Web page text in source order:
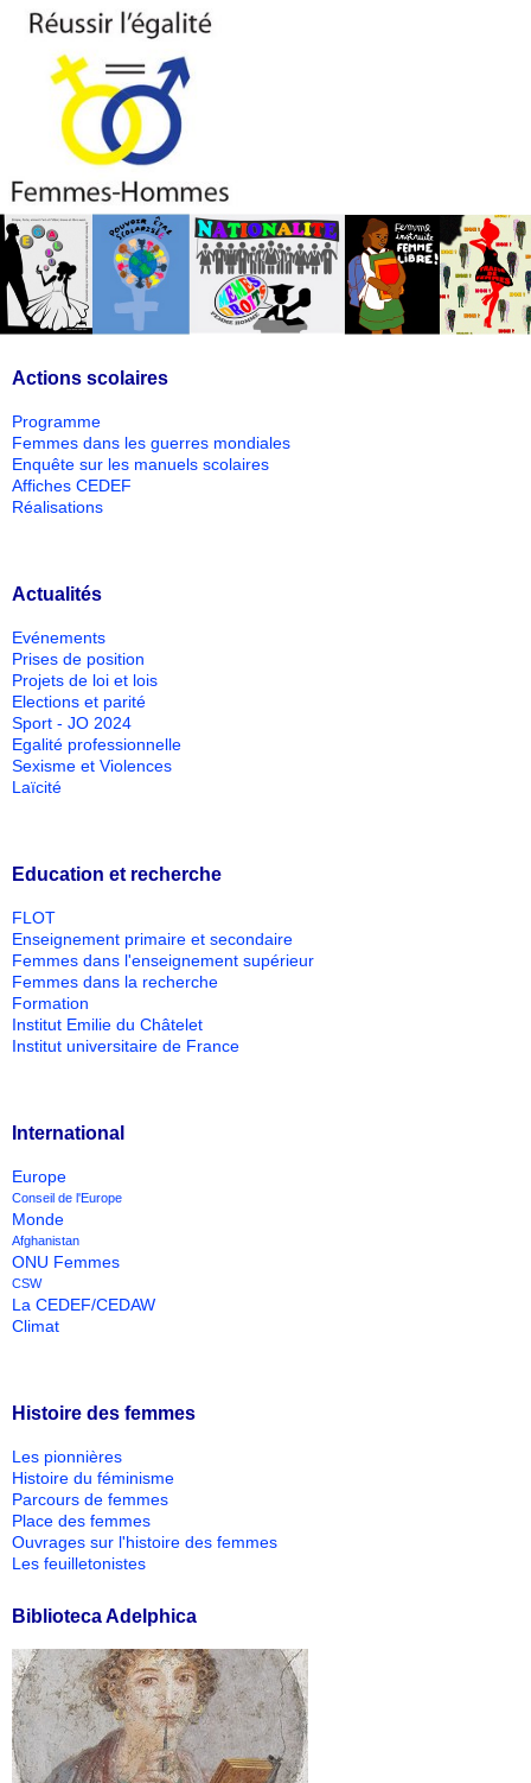
Actions scolaires
Programme
Femmes dans les guerres mondiales
Enquête sur les manuels scolaires
Affiches CEDEF
Réalisations
Actualités
Evénements
Prises de position
Projets de loi et lois
Elections et parité
Sport - JO 2024
Egalité professionnelle
Sexisme et Violences
Laïcité
Education et recherche
FLOT
Enseignement primaire et secondaire
Femmes dans l'enseignement supérieur
Femmes dans la recherche
Formation
Institut Emilie du Châtelet
Institut universitaire de France
International
Europe
Conseil de l'Europe
Monde
Afghanistan
ONU Femmes
CSW
La CEDEF/CEDAW
Climat
Histoire des femmes
Les pionnières
Histoire du féminisme
Parcours de femmes
Place des femmes
Ouvrages sur l'histoire des femmes
Les feuilletonistes
Biblioteca Adelphica